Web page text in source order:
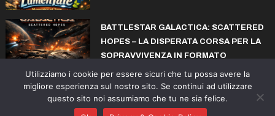
BATTLESTAR GALACTICA: SCATTERED
HOPES – LA DISPERATA CORSA PER LA
SOPRAVVIVENZA IN FORMATO
ROGUELITE
© copyright iconiks.net 2015-2026
Utilizziamo i cookie per essere sicuri che tu possa avere la
migliore esperienza sul nostro sito. Se continui ad utilizzare
questo sito noi assumiamo che tu ne sia felice.